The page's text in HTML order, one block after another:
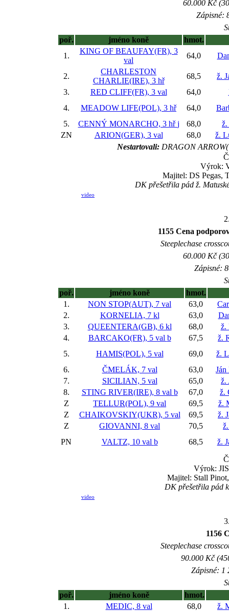
60.000 Kč
Zápisné:
poř.
jméno koně
hmot.
1.
KING OF BEAUFAY(FR), 3
val
64,0
2.
CHARLESTON
CHARLIE(IRE), 3 hř
68,5
ž.
3.
RED CLIFF(FR), 3 val 64,0
4.
MEADOW LIFE(POL), 3 hř 64,0
5.
CENNÝ MONARCHO, 3 hřj 68,0
ž.
ZN
ARION(GER), 3 val 68,0
ž.
Nestartovali: DRAGON
Výrok:
Majitel: DS Pegas,
DK přešetřila pád ž.
video
1155 Cena
Steeplechase
60.000 Kč
Zápisné:
poř.
jméno koně
hmot.
1.
NON STOP(AUT), 7 val 63,0
2.
KORNELIA, 7 kl 63,0
3.
QUEENTERA(GB), 6 kl 68,0
ž.
4.
BARCAKO(FR), 5 val b 67,5
ž.
5.
HAMIS(POL), 5 val 69,0
ž.
6.
ČMELÁK, 7 val 63,0
7.
SICILIAN, 5 val 65,0
ž.
8.
STING RIVER(IRE), 8 val b 67,0
ž.
Z
TELLUR(POL), 9 val 69,5
ž.
Z
CHAIKOVSKIY(UKR), 5 val 69,5
ž.
Z
GIOVANNI, 8 val 70,5
PN
VALTZ, 10 val b 68,5
ž.
Výrok:
Majitel: Stall
DK přešetřila pád
video
1156
Steeplechase
90.000 Kč
Zápisné: 1
poř.
jméno koně
hmot.
1.
MEDIC, 8 val 68,0
ž.